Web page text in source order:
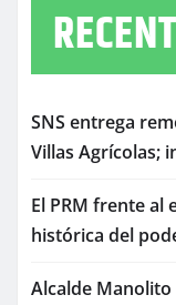
SNS entrega
Villas Agrícolas;
El PRM frente al
histórica del
Alcalde Manolito